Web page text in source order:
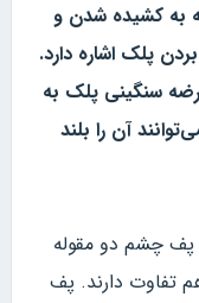
به کشیده شدن و
پلک اشاره دارد.
سنگینی پلک به
آن را بلند
پف چشم دو مقوله
تفاوت دارند. پف